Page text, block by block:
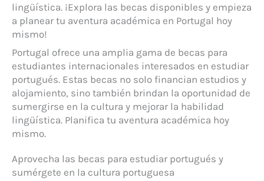
lingüística. ¡Explora las becas disponibles y empieza
a planear tu aventura académica en Portugal hoy
mismo!
Portugal ofrece una amplia gama de becas para
estudiantes internacionales interesados en estudiar
portugués. Estas becas no solo financian estudios y
alojamiento, sino también brindan la oportunidad de
sumergirse en la cultura y mejorar la habilidad
lingüística. Planifica tu aventura académica hoy
mismo.
Aprovecha las becas para estudiar portugués y
sumérgete en la cultura portuguesa